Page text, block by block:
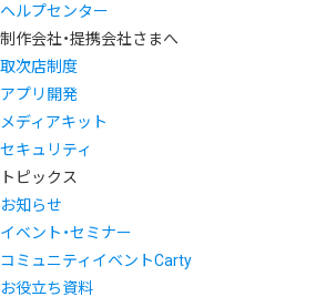
ヘルプセンター
制作会社・提携会社さまへ
取次店制度
アプリ開発
メディアキット
セキュリティ
トピックス
お知らせ
イベント・セミナー
コミュニティイベントCarty
お役立ち資料